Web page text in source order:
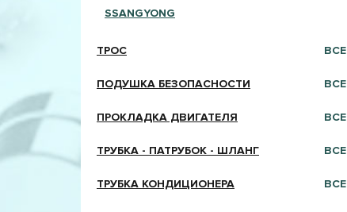
SSANGYONG
ВСЕ
ТРОС
ВСЕ
ПОДУШКА БЕЗОПАСНОСТИ
ВСЕ
ПРОКЛАДКА ДВИГАТЕЛЯ
ВСЕ
ТРУБКА - ПАТРУБОК - ШЛАНГ
ВСЕ
ТРУБКА КОНДИЦИОНЕРА